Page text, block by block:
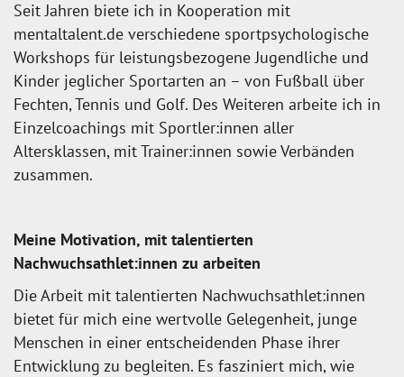
Seit Jahren biete ich in Kooperation mit
mentaltalent.de verschiedene sportpsychologische
Workshops für leistungsbezogene Jugendliche und
Kinder jeglicher Sportarten an – von Fußball über
Fechten, Tennis und Golf. Des Weiteren arbeite ich in
Einzelcoachings mit Sportler:innen aller
Altersklassen, mit Trainer:innen sowie Verbänden
zusammen.
Meine Motivation, mit talentierten
Nachwuchsathlet:innen zu arbeiten
Die Arbeit mit talentierten Nachwuchsathlet:innen
bietet für mich eine wertvolle Gelegenheit, junge
Menschen in einer entscheidenden Phase ihrer
Entwicklung zu begleiten. Es fasziniert mich, wie